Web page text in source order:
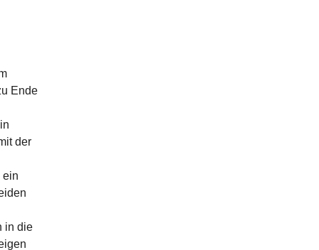
Ende
der
ein
in die